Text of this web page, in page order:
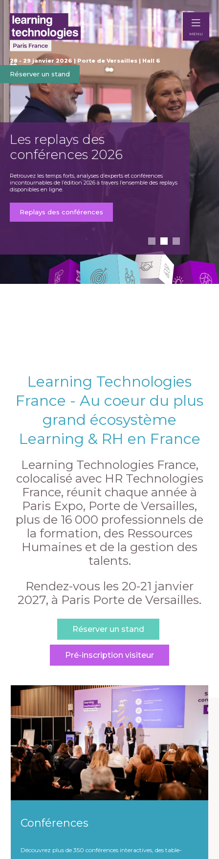
28 - 29 janvier 2026 | Porte de Versailles | Hall 6
Réserver un stand
MENU
Les replays des
conférences 2026
Retrouvez les temps forts, analyses d’experts et conférences
incontournables de l’édition 2026 à travers l’ensemble des replays
disponibles en ligne.
Replays des conférences
Learning Technologies
France - Au coeur du plus
grand écosystème
Learning & RH en France
Learning Technologies France,
colocalisé avec HR Technologies
France, réunit chaque année à
Paris Expo, Porte de Versailles,
plus de 16 000 professionnels de
la formation, des Ressources
Humaines et de la gestion des
talents.
Rendez-vous les 20-21 janvier
2027, à Paris Porte de Versailles.
Réserver un stand
Pré-inscription visiteur
Conférences
Découvrez plus de 350 conférences interactives, des table-